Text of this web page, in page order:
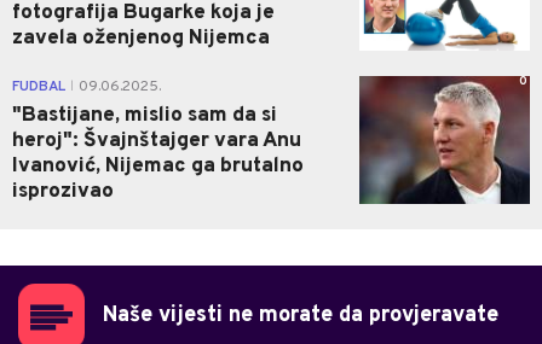
fotografija Bugarke koja je
zavela oženjenog Nijemca
FUDBAL 09.06.2025.
"Bastijane, mislio sam da si
heroj": Švajnštajger vara Anu
Ivanović, Nijemac ga brutalno
isprozivao
0
Naše vijesti ne morate da provjeravate